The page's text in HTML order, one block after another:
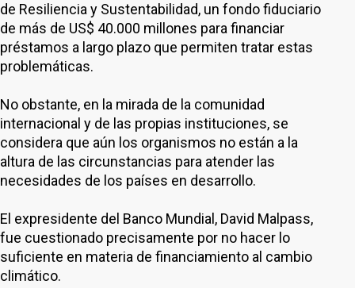
de Resiliencia y Sustentabilidad, un fondo fiduciario
de más de US$ 40.000 millones para financiar
préstamos a largo plazo que permiten tratar estas
problemáticas.
No obstante, en la mirada de la comunidad
internacional y de las propias instituciones, se
considera que aún los organismos no están a la
altura de las circunstancias para atender las
necesidades de los países en desarrollo.
El expresidente del Banco Mundial, David Malpass,
fue cuestionado precisamente por no hacer lo
suficiente en materia de financiamiento al cambio
climático.